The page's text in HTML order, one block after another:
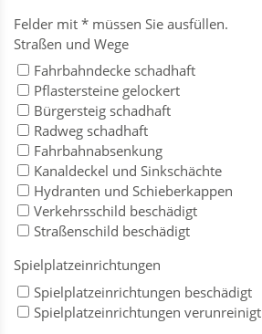
Felder mit * müssen Sie ausfüllen.
Straßen und Wege
Fahrbahndecke schadhaft
Pflastersteine gelockert
Bürgersteig schadhaft
Radweg schadhaft
Fahrbahnabsenkung
Kanaldeckel und Sinkschächte
Hydranten und Schieberkappen
Verkehrsschild beschädigt
Straßenschild beschädigt
Spielplatzeinrichtungen
Spielplatzeinrichtungen beschädigt
Spielplatzeinrichtungen verunreinigt